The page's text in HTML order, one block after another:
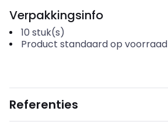
Verpakkingsinfo
10 stuk(s)
Product standaard op voorraad
Referenties